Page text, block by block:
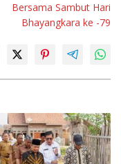
Bersama Sambut Hari
Bhayangkara ke -79